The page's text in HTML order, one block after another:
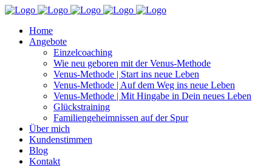
Home
Angebote
Einzelcoaching
Wie neu geboren mit der Venus-Methode
Venus-Methode | Start ins neue Leben
Venus-Methode | Auf dem Weg ins neue Leben
Venus-Methode | Mit Hingabe in Dein neues Leben
Glückstraining
Familiengeheimnissen auf der Spur
Über mich
Kundenstimmen
Blog
Kontakt